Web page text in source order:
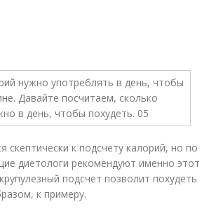
скептически к подсчету калорий, но по
диетологи рекомендуют именно этот
подсчет позволит похудеть
к примеру.